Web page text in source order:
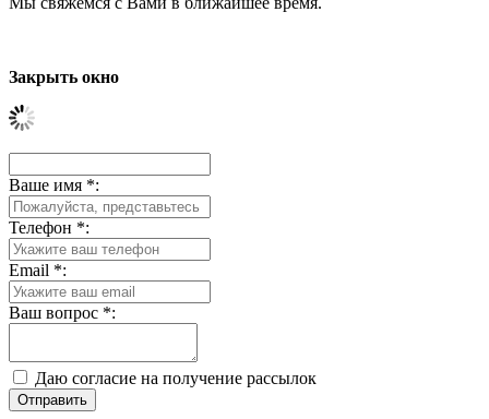
Закрыть окно
Ваше имя *:
Телефон *:
Email *:
Ваш вопрос *:
Даю согласие на получение рассылок
Отправить